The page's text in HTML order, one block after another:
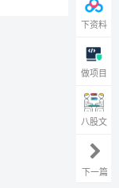
下资料
做项目
八股文
下一篇